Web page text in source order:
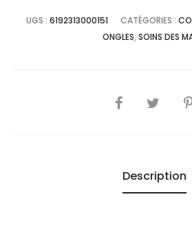
était :
est :
UGS : 6192313000151 CATÉGORIES :
ONGLES, SOINS DES
SHARE
Description